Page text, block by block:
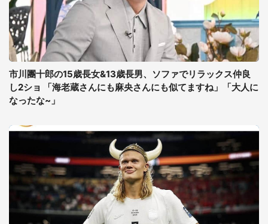
市川團十郎の15歳長女&13歳長男、ソファでリラックス仲良
し2ショ 「海老蔵さんにも麻央さんにも似てますね」「大人に
なったな~」